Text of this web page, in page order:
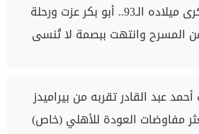
في ذكرى ميلاده الـ93.. أبو بكر عزت ورحلة
المسرح وانتهت ببصمة لا تُنسى
عبد القادر تقربه من بيراميدز
مفاوضات العودة للأهلي (خاص)